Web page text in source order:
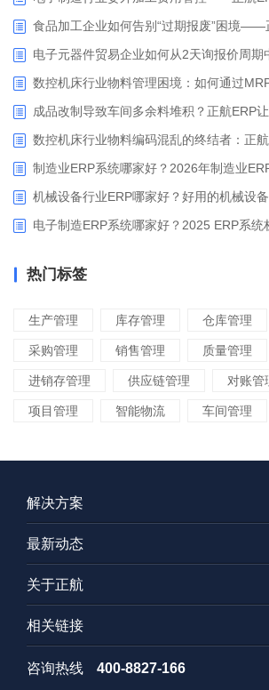
成品改制导致车间多余料堆积？正航ERP
制造业ERP系统哪家好？2026年制造业
机械设备行业ERP哪家好？好用的机械设
电子制造ERP系统哪家好？2025 ERP系统
热门标签
生产管理 库存管理 仓库管理
采购管理 销售管理 质量管理
进销存管理 供应链管理 对账管
项目管理 智能物流 车间管理
解决方案
最新动态
关于正航
相关链接
咨询热线 400-8827-166